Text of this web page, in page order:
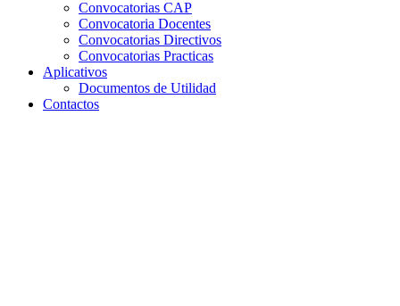
Convocatorias CAP
Convocatoria Docentes
Convocatorias Directivos
Convocatorias Practicas
Aplicativos
Documentos de Utilidad
Contactos